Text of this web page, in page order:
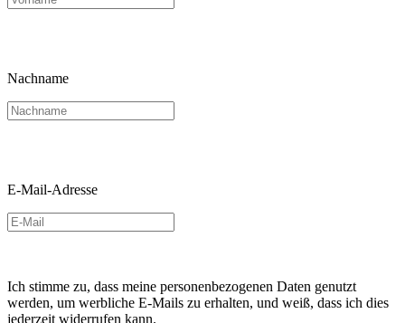
Nachname
E-Mail-Adresse
Ich stimme zu, dass meine personenbezogenen Daten genutzt
werden, um werbliche E-Mails zu erhalten, und weiß, dass ich dies
jederzeit widerrufen kann.